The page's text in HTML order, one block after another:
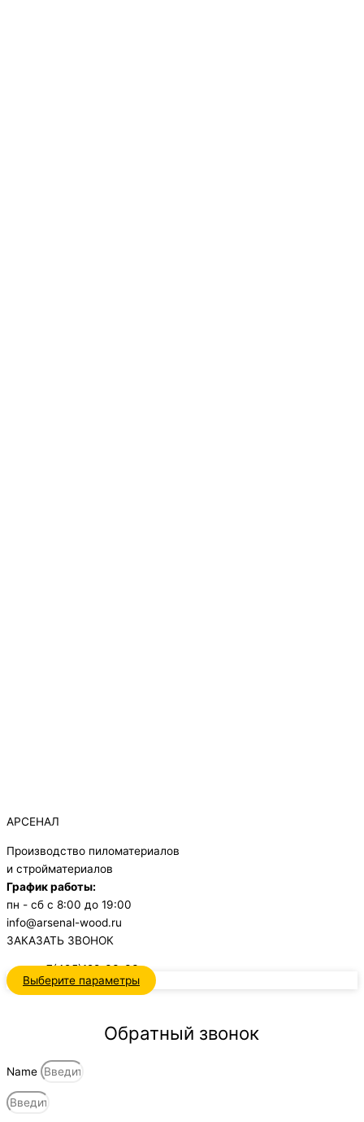
АРСЕНАЛ
Производство пиломатериалов
и стройматериалов
График работы:
пн - сб с 8:00 до 19:00
info@arsenal-wood.ru
ЗАКАЗАТЬ ЗВОНОК
+7(495)128-33-33
Выберите параметры
Обратный звонок
Name